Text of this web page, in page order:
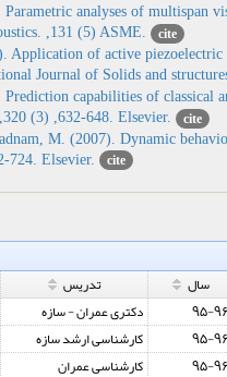
analyses of multispan
,131 (5) ASME.
cite
of active piezoelectric
Journal of Solids and
capabilities of classical
(3) ,632-648. Elsevier.
cite
M. (2007). Dynamic
724. Elsevier.
cite
سال تدریس
95-96 دکتری عمران - سازه
95-96 کارشناسی ارشد سازه
95-96 کارشناسی عمران